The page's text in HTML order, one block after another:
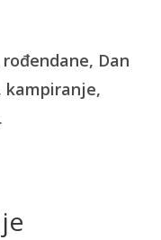
Dan
kampiranje,
.